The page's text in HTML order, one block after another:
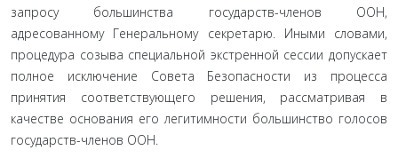
запросу большин­ства государств-членов ООН,
адресованному Генеральному секретарю. Иными словами,
процедура созыва специальной экстренной сессии допускает
полное исключение Совета Без­опасности из процесса
принятия соответствующего реше­ния, рассматривая в
качестве основания его легитимности большинство голосов
государств-членов ООН.